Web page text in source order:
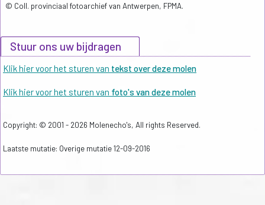
© Coll. provinciaal fotoarchief van Antwerpen, FPMA.
Stuur ons uw bijdragen
Klik hier voor het sturen van tekst over deze molen
Klik hier voor het sturen van foto's van deze molen
Copyright: © 2001 - 2026 Molenecho's, All rights Reserved.
Laatste mutatie: Overige mutatie 12-09-2016